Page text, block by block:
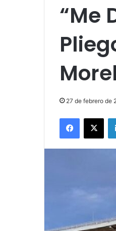
“Me
27 de febrero de
Facebook
X